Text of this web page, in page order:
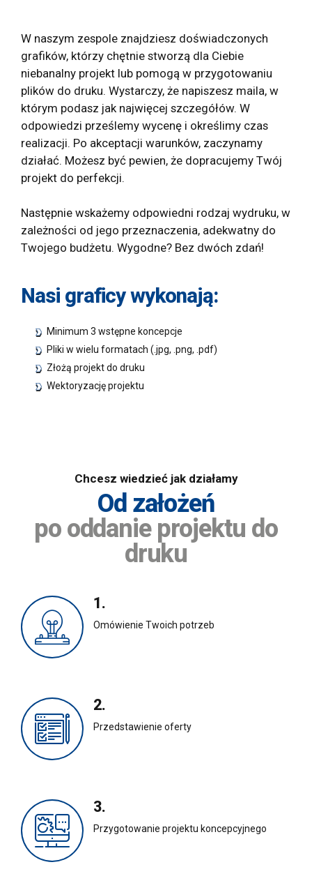
W naszym zespole znajdziesz doświadczonych
grafików, którzy chętnie stworzą dla Ciebie
niebanalny projekt lub pomogą w przygotowaniu
plików do druku. Wystarczy, że napiszesz maila, w
którym podasz jak najwięcej szczegółów. W
odpowiedzi prześlemy wycenę i określimy czas
realizacji. Po akceptacji warunków, zaczynamy
działać. Możesz być pewien, że dopracujemy Twój
projekt do perfekcji.
Następnie wskażemy odpowiedni rodzaj wydruku, w
zależności od jego przeznaczenia, adekwatny do
Twojego budżetu. Wygodne? Bez dwóch zdań!
Nasi graficy wykonają:
Minimum 3 wstępne koncepcje
Pliki w wielu formatach (.jpg, .png, .pdf)
Złożą projekt do druku
Wektoryzację projektu
Chcesz wiedzieć jak działamy
Od założeń
po oddanie projektu do
druku
1.
Omówienie Twoich potrzeb
2.
Przedstawienie oferty
3.
Przygotowanie projektu koncepcyjnego